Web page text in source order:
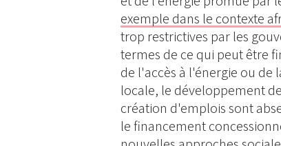
exemple dans le contexte
trop restrictives par les
termes de ce qui peut être
de l'accès à l'énergie ou
locale, le développement
création d'emplois sont
le financement